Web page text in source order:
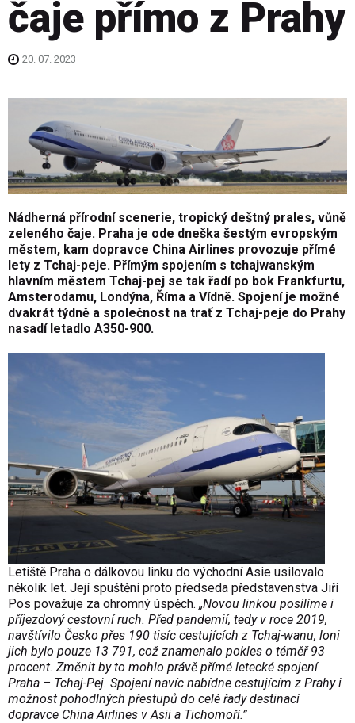
čaje přímo z Prahy
20. 07. 2023
Nádherná přírodní scenerie, tropický deštný prales, vůně
zeleného čaje. Praha je ode dneška šestým evropským
městem, kam dopravce China Airlines provozuje přímé
lety z Tchaj-peje. Přímým spojením s tchajwanským
hlavním městem Tchaj-pej se tak řadí po bok Frankfurtu,
Amsterodamu, Londýna, Říma a Vídně. Spojení je možné
dvakrát týdně a společnost na trať z Tchaj-peje do Prahy
nasadí letadlo A350-900.
Letiště Praha o dálkovou linku do východní Asie usilovalo
několik let. Její spuštění proto předseda představenstva Jiří
Pos považuje za ohromný úspěch. „Novou linkou posílíme i
příjezdový cestovní ruch. Před pandemií, tedy v roce 2019,
navštívilo Česko přes 190 tisíc cestujících z Tchaj-wanu, loni
jich bylo pouze 13 791, což znamenalo pokles o téměř 93
procent. Změnit by to mohlo právě přímé letecké spojení
Praha – Tchaj-Pej. Spojení navíc nabídne cestujícím z Prahy i
možnost pohodlných přestupů do celé řady destinací
dopravce China Airlines v Asii a Tichomoří.”